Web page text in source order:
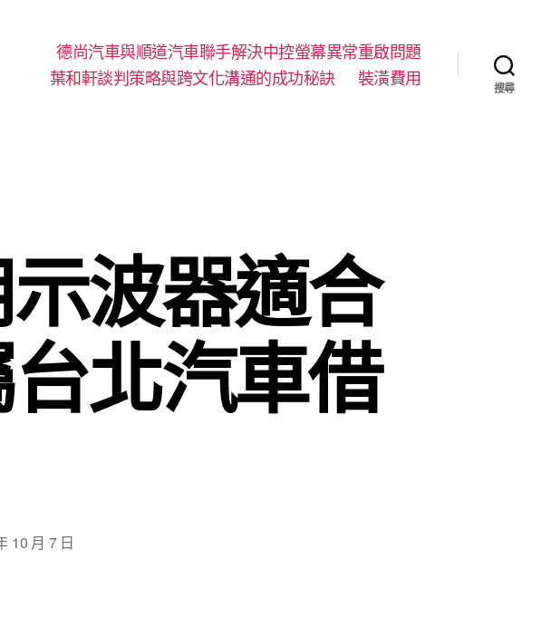
德尚汽車與順道汽車聯手解決中控螢幕異常重啟問題
葉和軒談判策略與跨文化溝通的成功秘訣
裝潢費用 搜尋
波器適合
北汽車借
10 月 7 日